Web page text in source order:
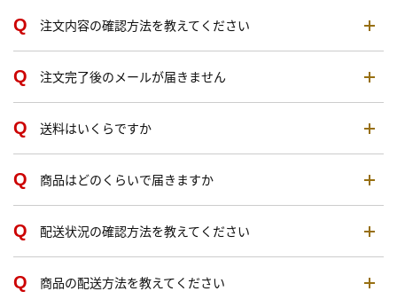
注文内容の確認方法を教えてください
注文完了後のメールが届きません
送料はいくらですか
商品はどのくらいで届きますか
配送状況の確認方法を教えてください
商品の配送方法を教えてください